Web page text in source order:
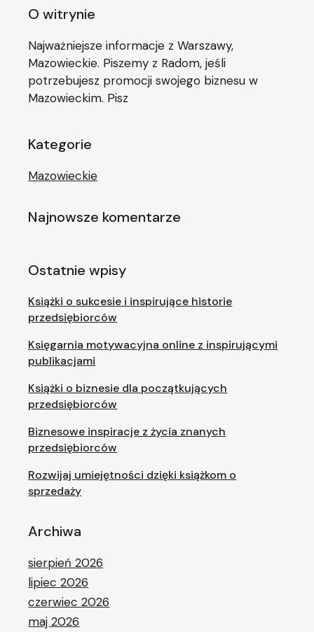
O witrynie
Najważniejsze informacje z Warszawy,
Mazowieckie. Piszemy z Radom, jeśli
potrzebujesz promocji swojego biznesu w
Mazowieckim. Pisz
Kategorie
Mazowieckie
Najnowsze komentarze
Ostatnie wpisy
Książki o sukcesie i inspirujące historie
przedsiębiorców
Księgarnia motywacyjna online z inspirującymi
publikacjami
Książki o biznesie dla początkujących
przedsiębiorców
Biznesowe inspiracje z życia znanych
przedsiębiorców
Rozwijaj umiejętności dzięki książkom o
sprzedaży
Archiwa
sierpień 2026
lipiec 2026
czerwiec 2026
maj 2026